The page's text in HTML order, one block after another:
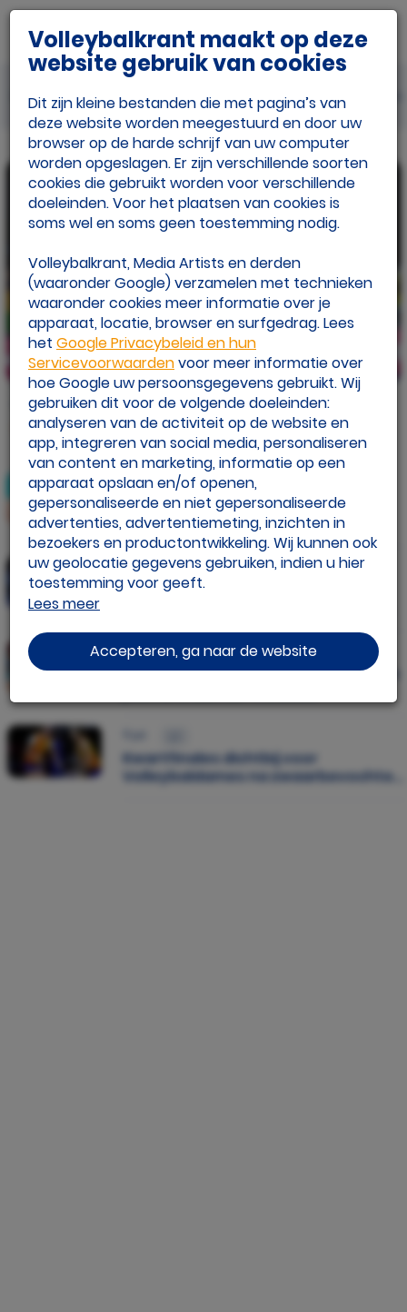
Laatste nieuws Beach Eredivisie
05 aug.
Stam en Schoon beter dan ooit? Goud in Rio is
derde medaille op rij
Lees dit artikel
30 jul.
Celeste Plak neemt definitief
afscheid van volleybalcarrière
22 jul.
Kwartfinales VNL eindstation
12 jul.
Jong Oranje U22 neemt revanche en
Kwartfinales dichtbij voor
Volleybaldames na zwaarbevochten
Volleybalkrant maakt op deze
website gebruik van cookies
Dit zijn kleine bestanden die met pagina’s van
deze website worden meegestuurd en door uw
browser op de harde schrijf van uw computer
worden opgeslagen. Er zijn verschillende soorten
cookies die gebruikt worden voor verschillende
doeleinden. Voor het plaatsen van cookies is
soms wel en soms geen toestemming nodig.
Volleybalkrant, Media Artists en derden
(waaronder Google) verzamelen met technieken
waaronder cookies meer informatie over je
apparaat, locatie, browser en surfgedrag. Lees
het Google Privacybeleid en hun
Servicevoorwaardenvoor meer informatie over
hoe Google uw persoonsgegevens gebruikt. Wij
gebruiken dit voor de volgende doeleinden:
analyseren van de activiteit op de website en
app, integreren van social media, personaliseren
van content en marketing, informatie op een
apparaat opslaan en/of openen,
gepersonaliseerde en niet gepersonaliseerde
advertenties, advertentiemeting, inzichten in
bezoekers en productontwikkeling. Wij kunnen ook
uw geolocatie gegevens gebruiken, indien u hier
toestemming voor geeft.
gebruiken, de gegevens die daarmee verzameld
worden en over uw rechten op dit punt, lees dan
Geef toestemming of stel uw eigen keuze in. U
kunt uw voorkeuren opnieuw aanpassen door
onderaan de pagina opcookie-instellingen.
klikken.
Lees meer
Accepteren, ga naar de website